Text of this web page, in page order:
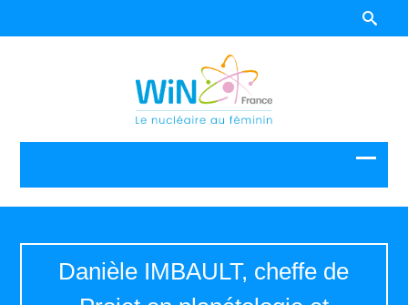
Danièle IMBAULT, cheffe de